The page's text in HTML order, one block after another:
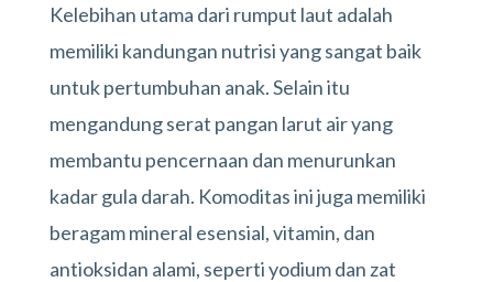
Kelebihan utama dari rumput laut adalah
memiliki kandungan nutrisi yang sangat baik
untuk pertumbuhan anak. Selain itu
mengandung serat pangan larut air yang
membantu pencernaan dan menurunkan
kadar gula darah. Komoditas ini juga memiliki
beragam mineral esensial, vitamin, dan
antioksidan alami, seperti yodium dan zat